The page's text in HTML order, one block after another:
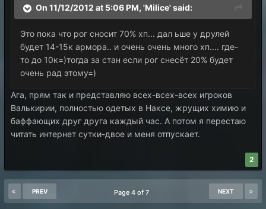
On 11/12/2012 at 5:06 PM, 'Milice' said:
Это пока что рог сносит 70% хп... дал ьше у друлей
будет 14-15к армора.. и очень очень много хп.... где-
то до 10к=)тогда за стан если рог снесёт 20% будет
очень рад этому=)
Ага, прям так и представляю всех-всех-всех игроков
Валькирии, полностью одетых в Наксе, жрущих химию и
баффающих друг друга каждый час. А потом я перестаю
читать интернет сутки-двое и меня отпускает.
2
PREV NEXT
Page 4 of 7